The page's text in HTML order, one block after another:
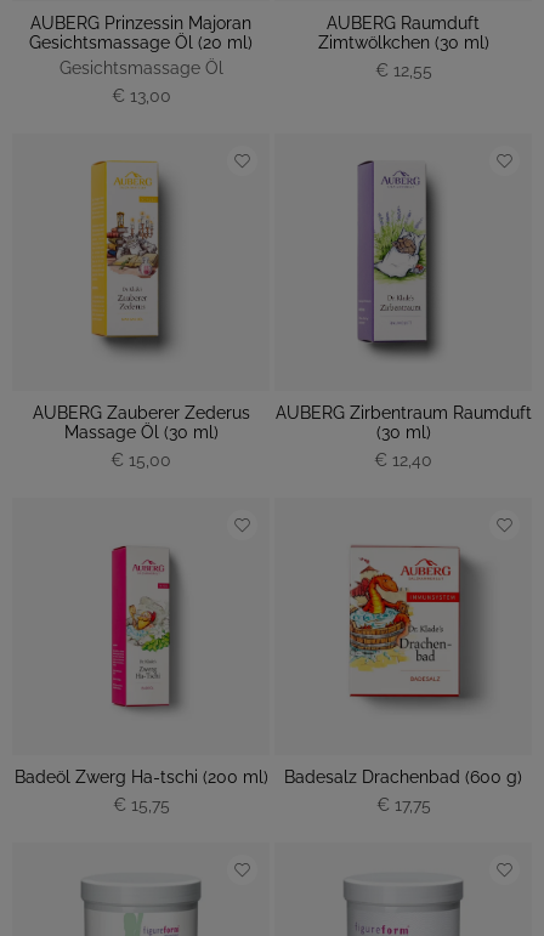
AUBERG Prinzessin Majoran
Gesichtsmassage Öl (20 ml)
Gesichtsmassage Öl
€ 13,00
AUBERG Raumduft
Zimtwölkchen (30 ml)
€ 12,55
AUBERG Zauberer Zederus
Massage Öl (30 ml)
€ 15,00
AUBERG Zirbentraum Raumduft
(30 ml)
€ 12,40
Badeöl Zwerg Ha-tschi (200 ml)
€ 15,75
Badesalz Drachenbad (600 g)
€ 17,75